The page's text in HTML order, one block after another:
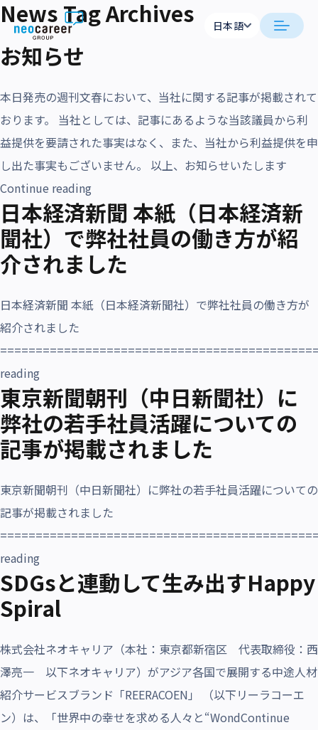
Skip to content
私たちの考え方
事業内容
採用支援
就労支援
業務支援
会社概要
役員一覧
拠点一覧
沿革・受賞歴
ニュース
サステナビリティ
採用情報
日本語
English
News Tag Archives
お知らせ
本日発売の週刊文春において、当社に関する記事が掲載されて
おります。 当社としては、記事にあるような当該議員から利
益提供を要請された事実はなく、また、当社から利益提供を申
し出た事実もございません。 以上、お知らせいたします
Continue reading“お知らせ”
日本経済新聞 本紙（日本経済新
聞社）で弊社社員の働き方が紹
介されました
日本経済新聞 本紙（日本経済新聞社）で弊社社員の働き方が
紹介されました
reading“日本経済新聞 本紙（日本経済新聞社）で弊社社員の
東京新聞朝刊（中日新聞社）に
弊社の若手社員活躍についての
記事が掲載されました
東京新聞朝刊（中日新聞社）に弊社の若手社員活躍についての
記事が掲載されました
reading“東京新聞朝刊（中日新聞社）に弊社の若手社員活躍
SDGsと連動して生み出すHappy
Spiral
株式会社ネオキャリア（本社：東京都新宿区 代表取締役：西
澤亮一 以下ネオキャリア）がアジア各国で展開する中途人材
紹介サービスブランド「REERACOEN」 （以下リーラコーエ
ン）は、「世界中の幸せを求める人々と“WondContinue